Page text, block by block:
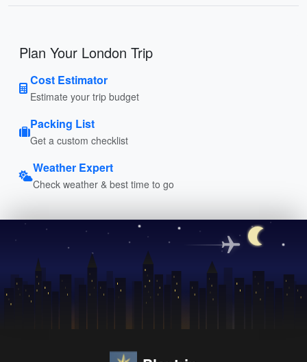
Plan Your London Trip
Cost Estimator
Estimate your trip budget
Packing List
Get a custom checklist
Weather Expert
Check weather & best time to go